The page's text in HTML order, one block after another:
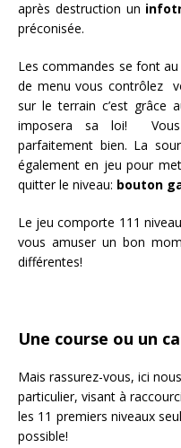
après destruction un
préconisée.
Les commandes se font
de menu vous contrôlez
sur le terrain c’est grâce
imposera sa loi! Vous
parfaitement bien. La
également en jeu pour
quitter le niveau: bouton
Le jeu comporte 111
vous amuser un bon
différentes!
Une course ou un
Mais rassurez-vous, ici
particulier, visant à
les 11 premiers niveaux
possible!